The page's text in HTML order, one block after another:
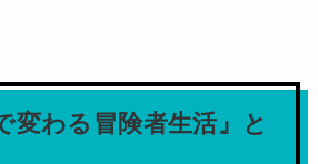
変わる冒険者生活』と